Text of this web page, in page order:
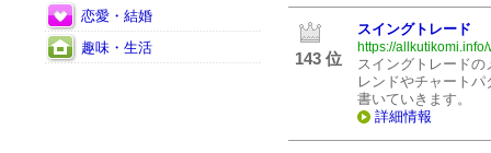
恋愛・結婚
趣味・生活
143 位
スイングトレード
https://
スイングトレード
レンドやチャート
書いていきます。
詳細情報